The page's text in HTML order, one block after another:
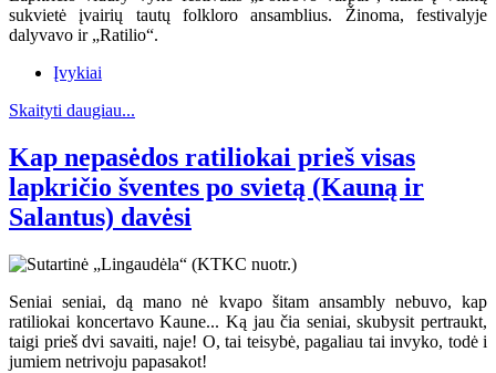
sukvietė įvairių tautų folkloro ansamblius. Žinoma, festivalyje
dalyvavo ir „Ratilio“.
Įvykiai
Skaityti daugiau...
Kap nepasėdos ratiliokai prieš visas
lapkričio šventes po svietą (Kauną ir
Salantus) davėsi
Seniai seniai, dą mano nė kvapo šitam ansambly nebuvo, kap
ratiliokai koncertavo Kaune... Ką jau čia seniai, skubysit pertraukt,
taigi prieš dvi savaiti, naje! O, tai teisybė, pagaliau tai invyko, todė i
jumiem netrivoju papasakot!